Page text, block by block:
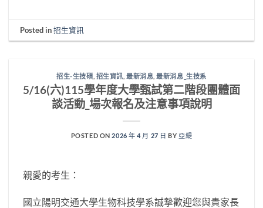
Posted in招生資訊
招生-生技碩 招生資訊 最新消息 ,最新消息_生技系
5/16(六)115學年度大學甄試第二階段團體面
談活動_場次報名及注意事項說明
POSTED ON2026 年 4 月 27 日 BY 亞緹
親愛的考生：
國立陽明交通大學生物科技學系誠摯歡迎您與貴家長